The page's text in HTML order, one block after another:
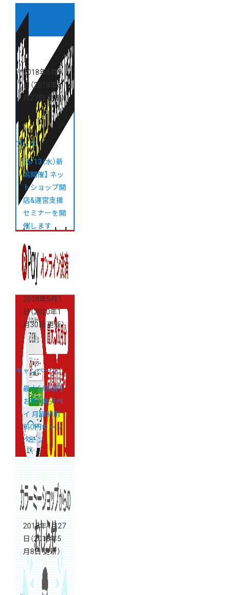
2018年5月9
日 （2018年6
月27日 更新）
プレス
【6/13（水）新
潟開催】 ネッ
トショップ開
店&運営支援
セミナーを開
催します
2018年5月1
日（2020年1
月30日 更新）
キャンペーン
最大6,000円
お得！ 楽天ペ
イ 月額利用
料0円キャン
ペーン
2018年4月27
日（2018年5
月8日 更新）